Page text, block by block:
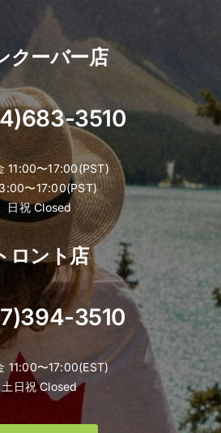
クーバー店
3510
11:00〜17:00(PST)
〜17:00(PST)
日祝 Closed
ロント店
3510
11:00〜17:00(EST)
土日祝 Closed